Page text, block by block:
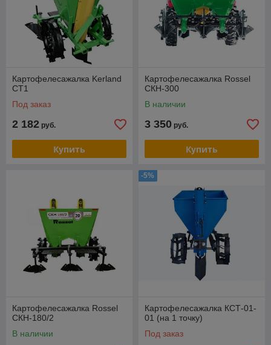
Картофелесажалка Kerland
CT1
Под заказ
2 182 руб.
Купить
Картофелесажалка Rossel
СКН-300
В наличии
3 350 руб.
Купить
Картофелесажалка Rossel
СКН-180/2
В наличии
-5%
Картофелесажалка КСТ-01-
01 (на 1 точку)
Под заказ